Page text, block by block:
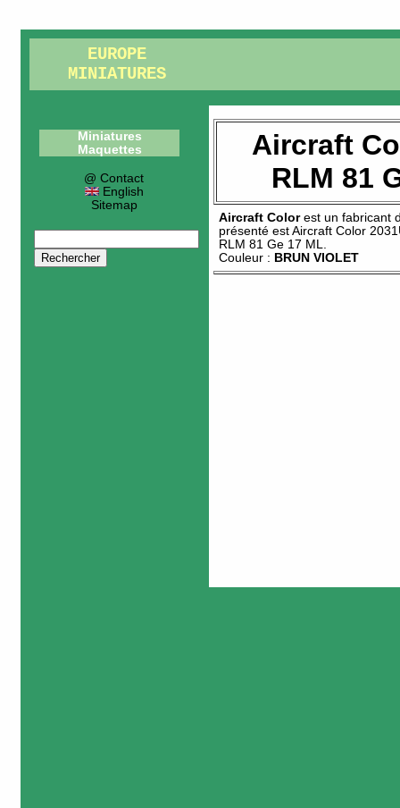
EUROPE
MINIATURES
Miniatures
Maquettes
@ Contact
English
Sitemap
Aircraft
RLM 81
Aircraft Colorest un fabricant
présenté estAircraft Color
RLM 81 Ge 17 ML
Couleur : BRUN VIOLET